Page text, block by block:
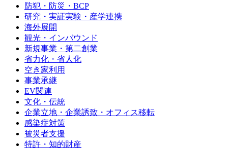
防犯・防災・BCP
研究・実証実験・産学連携
海外展開
観光・インバウンド
新規事業・第二創業
省力化・省人化
空き家利用
事業承継
EV関連
文化・伝統
企業立地・企業誘致・オフィス移転
感染症対策
被災者支援
特許・知的財産